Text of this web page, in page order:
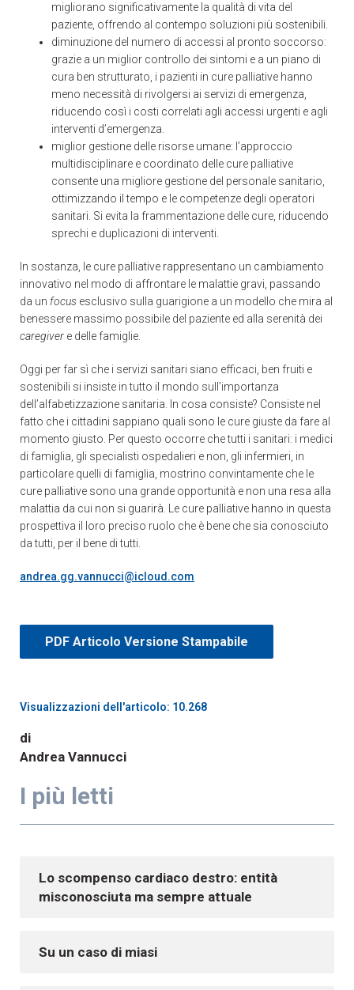
migliorano significativamente la qualità di vita del
paziente, offrendo al contempo soluzioni più sostenibili.
diminuzione del numero di accessi al pronto soccorso:
grazie a un miglior controllo dei sintomi e a un piano di
cura ben strutturato, i pazienti in cure palliative hanno
meno necessità di rivolgersi ai servizi di emergenza,
riducendo così i costi correlati agli accessi urgenti e agli
interventi d’emergenza.
miglior gestione delle risorse umane: l’approccio
multidisciplinare e coordinato delle cure palliative
consente una migliore gestione del personale sanitario,
ottimizzando il tempo e le competenze degli operatori
sanitari. Si evita la frammentazione delle cure, riducendo
sprechi e duplicazioni di interventi.
In sostanza, le cure palliative rappresentano un cambiamento
innovativo nel modo di affrontare le malattie gravi, passando
da un focus esclusivo sulla guarigione a un modello che mira al
benessere massimo possibile del paziente ed alla serenità dei
caregiver e delle famiglie.
Oggi per far sì che i servizi sanitari siano efficaci, ben fruiti e
sostenibili si insiste in tutto il mondo sull’importanza
dell’alfabetizzazione sanitaria. In cosa consiste? Consiste nel
fatto che i cittadini sappiano quali sono le cure giuste da fare al
momento giusto. Per questo occorre che tutti i sanitari: i medici
di famiglia, gli specialisti ospedalieri e non, gli infermieri, in
particolare quelli di famiglia, mostrino convintamente che le
cure palliative sono una grande opportunità e non una resa alla
malattia da cui non si guarirà. Le cure palliative hanno in questa
prospettiva il loro preciso ruolo che è bene che sia conosciuto
da tutti, per il bene di tutti.
andrea.gg.vannucci@icloud.com
PDF Articolo Versione Stampabile
Visualizzazioni dell'articolo: 10.268
di
Andrea Vannucci
I più letti
Lo scompenso cardiaco destro: entità
misconosciuta ma sempre attuale
Su un caso di miasi